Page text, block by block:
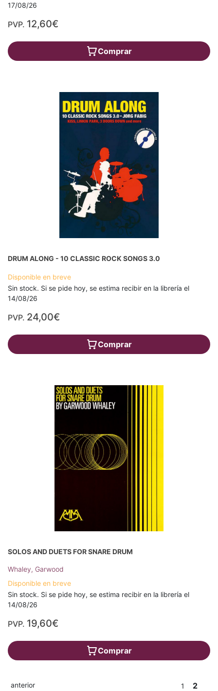
17/08/26
PVP. 12,60€
Comprar
DRUM ALONG - 10 CLASSIC ROCK SONGS 3.0
Disponible en breve
Sin stock. Si se pide hoy, se estima recibir en la librería el
14/08/26
PVP. 24,00€
Comprar
SOLOS AND DUETS FOR SNARE DRUM
Whaley, Garwood
Disponible en breve
Sin stock. Si se pide hoy, se estima recibir en la librería el
14/08/26
PVP. 19,60€
Comprar
anterior 1 2